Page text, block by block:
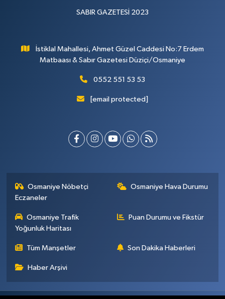
SABIR GAZETESİ 2023
İstiklal Mahallesi, Ahmet Güzel Caddesi No:7 Erdem
Matbaası & Sabır Gazetesi Düziçi/Osmaniye
0552 551 53 53
[email protected]
Osmaniye Nöbetçi
Eczaneler
Osmaniye Hava Durumu
Osmaniye Trafik
Yoğunluk Haritası
Puan Durumu ve Fikstür
Tüm Manşetler Son Dakika Haberleri
Haber Arşivi